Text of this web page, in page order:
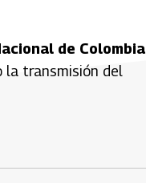
de Colombia
la transmisión del